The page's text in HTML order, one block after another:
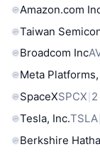
Amazon.com
Taiwan
Broadcom Inc
Meta
SpaceXSPCX
Tesla, Inc.TSLA
Berkshire